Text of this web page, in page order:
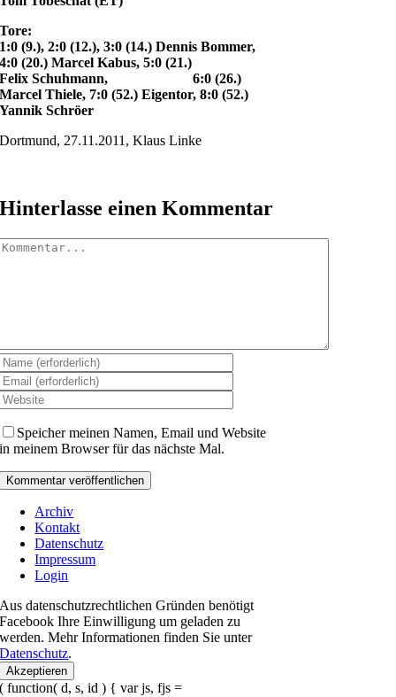
Tore:
1:0 (9.), 2:0 (12.), 3:0 (14.) Dennis Bommer,
4:0 (20.) Marcel Kabus, 5:0 (21.)
Felix Schuhmann, 6:0 (26.)
Marcel Thiele, 7:0 (52.) Eigentor, 8:0 (52.)
Yannik Schröer
Dortmund, 27.11.2011, Klaus Linke
Hinterlasse einen Kommentar
Speicher meinen Namen, Email und Website
in meinem Browser für das nächste Mal.
Archiv
Kontakt
Datenschutz
Impressum
Login
Aus datenschutzrechtlichen Gründen benötigt
Facebook Ihre Einwilligung um geladen zu
werden. Mehr Informationen finden Sie unter
Datenschutz.
Akzeptieren
( function( d, s, id ) { var js, fjs =